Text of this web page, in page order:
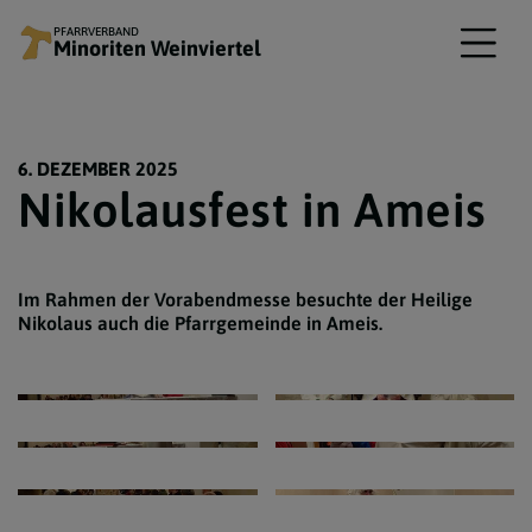
PFARRVERBAND
Minoriten Weinviertel
6. DEZEMBER 2025
Nikolausfest in Ameis
Im Rahmen der Vorabendmesse besuchte der Heilige
Nikolaus auch die Pfarrgemeinde in Ameis.